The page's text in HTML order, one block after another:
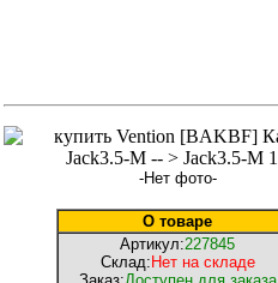
-Нет фото-
О товаре
Артикул:227845
Склад: Нет на складе